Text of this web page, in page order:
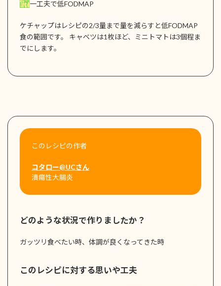
一工夫で低FODMAP
ケチャップはレシピの2/3量まで量を減らすと低FODMAP
食の範囲です。 キャベツは1枚ほど、ミニトマトは3個程ま
でにします。
このレシピの作者
コタロー@UCさん
潰瘍性大腸炎
どのような状況で作りましたか？
ガッツリ食べたい時、体調が良くなってきた時
このレシピに対する思いや工夫